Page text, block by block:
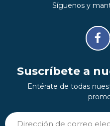
Síguenos y
Suscríbete a
Entérate de todas